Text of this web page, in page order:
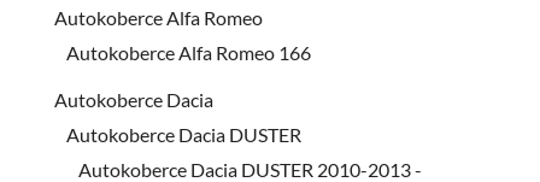
Autokoberce Alfa Romeo
Autokoberce Alfa Romeo 166
Autokoberce Dacia
Autokoberce Dacia DUSTER
Autokoberce Dacia DUSTER 2010-2013 -